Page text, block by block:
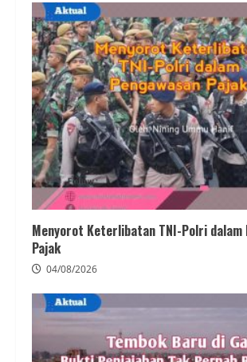
Menyorot Keterlibatan TNI-Polri dalam
Pajak
04/08/2026